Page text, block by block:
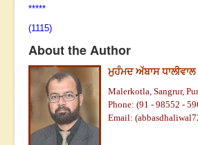
*****
(1115)
About the Author
ਮੁਹੰਮਦ ਅੱਬਾਸ ਧਾਲੀਵਾਲ
Malerkotla, Sangrur,
Phone: (91 - 98552 -
Email: (